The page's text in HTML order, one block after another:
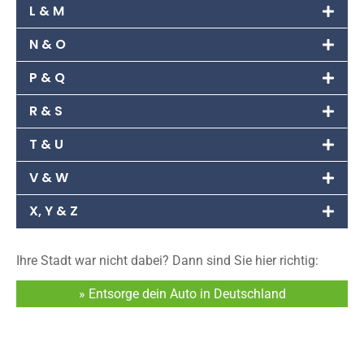
L & M
N & O
P & Q
R & S
T & U
V & W
X, Y & Z
Ihre Stadt war nicht dabei? Dann sind Sie hier richtig:
» Entsorge dein Auto in Deutschland